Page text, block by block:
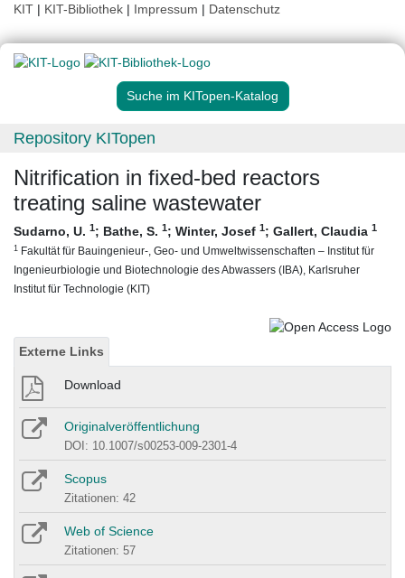
KIT | KIT-Bibliothek | Impressum | Datenschutz
Suche im KITopen-Katalog
Repository KITopen
Nitrification in fixed-bed reactors
treating saline wastewater
Sudarno, U. 1; Bathe, S. 1; Winter, Josef 1; Gallert, Claudia 1
1 Fakultät für Bauingenieur-, Geo- und Umweltwissenschaften – Institut für
Ingenieurbiologie und Biotechnologie des Abwassers (IBA), Karlsruher
Institut für Technologie (KIT)
Externe Links
Download
Originalveröffentlichung
DOI: 10.1007/s00253-009-2301-4
Scopus
Zitationen: 42
Web of Science
Zitationen: 57